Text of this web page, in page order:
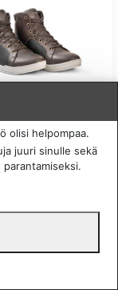
AJOKENGÄT
€
olisi helpompaa.
juuri sinulle sekä
parantamiseksi.